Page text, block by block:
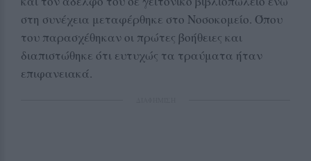
στη συνέχεια μεταφέρθηκε στο Νοσοκομείο. Όπου
του παρασχέθηκαν οι πρώτες βοήθειες και
διαπιστώθηκε ότι ευτυχώς τα τραύματα ήταν
επιφανειακά.